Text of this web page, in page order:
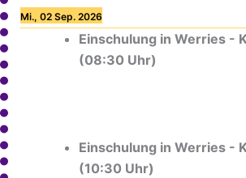
Mi., 02 Sep. 2026
Einschulung in Werries -
(08:30 Uhr)
Einschulung in Werries -
(10:30 Uhr)